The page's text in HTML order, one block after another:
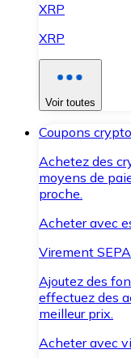
XRP
XRP
Voir toutes
Coupons crypto
Achetez des
moyens de
proche.
Acheter avec
Virement SEPA
Ajoutez des
effectuez des
meilleur prix.
Acheter avec